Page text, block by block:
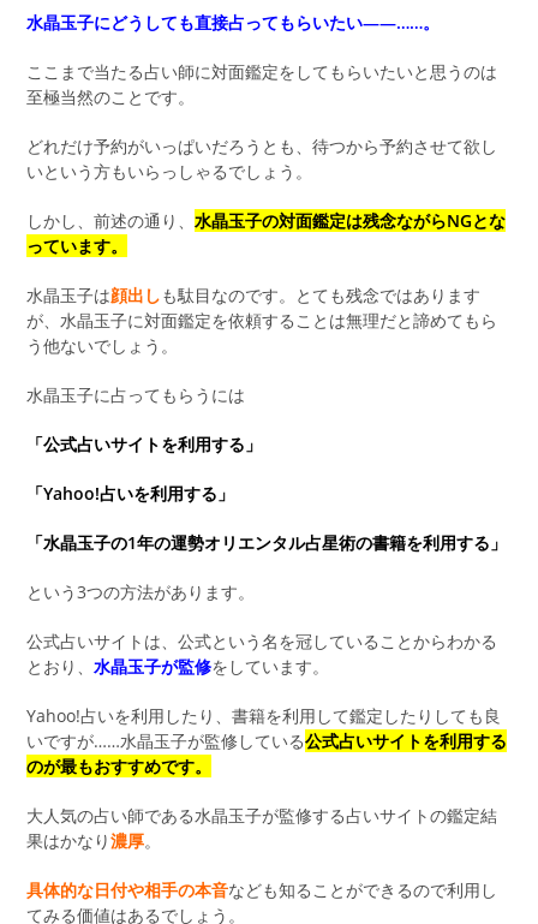
水晶玉子にどうしても直接占ってもらいたい――……。
ここまで当たる占い師に対面鑑定をしてもらいたいと思うのは
至極当然のことです。
どれだけ予約がいっぱいだろうとも、待つから予約させて欲し
いという方もいらっしゃるでしょう。
しかし、前述の通り、水晶玉子の対面鑑定は残念ながらNGとな
っています。
水晶玉子は顔出しも駄目なのです。とても残念ではあります
が、水晶玉子に対面鑑定を依頼することは無理だと諦めてもら
う他ないでしょう。
水晶玉子に占ってもらうには
「公式占いサイトを利用する」
「Yahoo!占いを利用する」
「水晶玉子の1年の運勢オリエンタル占星術の書籍を利用する」
という3つの方法があります。
公式占いサイトは、公式という名を冠していることからわかる
とおり、水晶玉子が監修をしています。
Yahoo!占いを利用したり、書籍を利用して鑑定したりしても良
いですが……水晶玉子が監修している公式占いサイトを利用する
のが最もおすすめです。
大人気の占い師である水晶玉子が監修する占いサイトの鑑定結
果はかなり濃厚。
具体的な日付や相手の本音なども知ることができるので利用し
てみる価値はあるでしょう。